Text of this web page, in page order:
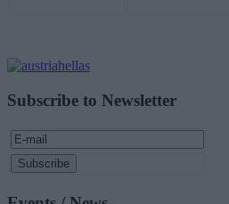
Subscribe to Newsletter